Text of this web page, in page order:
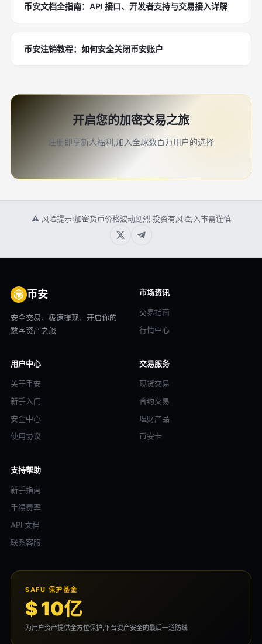
币安文档全指南：API 接口、开发者支持与交易接入详解
币安注销教程：如何安全关闭币安账户
开启您的加密交易之旅
注册即享新人福利,加入全球数百万用户的选择
⚠ 风险提示:加密货币价格波动剧烈,投资有风险,入市需谨慎
币安
安全交易，极速提现，开启你的
数字资产之旅
市场资讯
交易指南
行情中心
用户中心
关于币安
新手入门
安全中心
使用协议
交易服务
现货交易
合约交易
理财产品
币安卡
支持帮助
新手指南
手续费率
API 文档
联系客服
SAFU 保护基金
$ 10亿
为用户资产提供全方位保护,平台资产安全的最后一道防线